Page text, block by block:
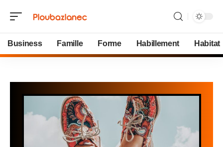
Business Famille Forme Habillement Habitat